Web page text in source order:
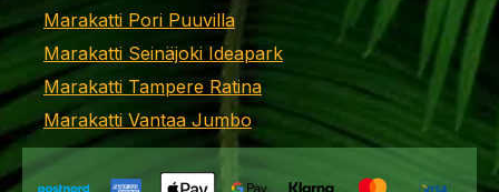
Marakatti Pori Puuvilla
Marakatti Seinäjoki Ideapark
Marakatti Tampere Ratina
Marakatti Vantaa Jumbo